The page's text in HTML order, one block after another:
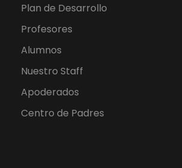
Plan de Desarrollo
Profesores
Alumnos
Nuestro Staff
Apoderados
Centro de Padres